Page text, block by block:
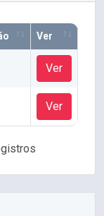
Ver
Ver
Ver